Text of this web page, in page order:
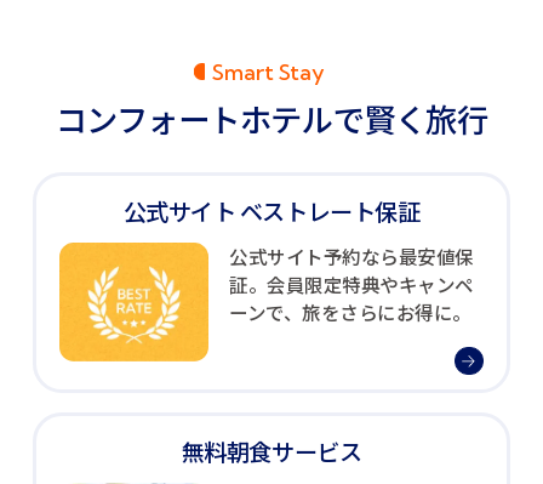
コンフォートホテルで賢く旅行
Smart Stay
公式サイト ベストレート保証
公式サイト予約なら最安値保
証。会員限定特典やキャンペ
ーンで、旅をさらにお得に。
無料朝食サービス